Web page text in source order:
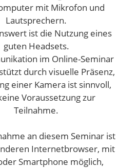
mit Mikrofon und
Lautsprechern.
ist die Nutzung eines
guten Headsets.
im Online-Seminar
durch visuelle Präsenz,
einer Kamera ist sinnvoll,
Voraussetzung zur
Teilnahme.
an diesem Seminar ist
Internetbrowser, mit
Smartphone möglich,